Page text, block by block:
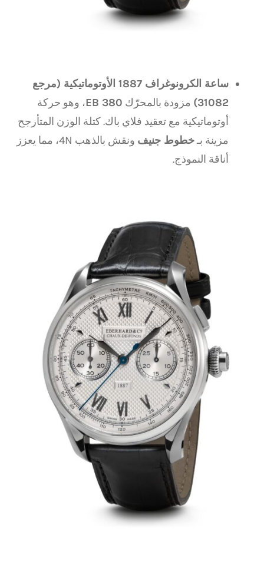
ساعة الكرونوغراف 1887 الأوتوماتيكية (مرجع
31082)
مزودة بالمحرّك EB 380، وهو حركة
أوتوماتيكية مع تعقيد فلاي باك. كتلة الوزن المتأرجح
مزينة بـخطوط جنيف
ونقش بالذهب 4N، مما يعزز
أناقة النموذج.